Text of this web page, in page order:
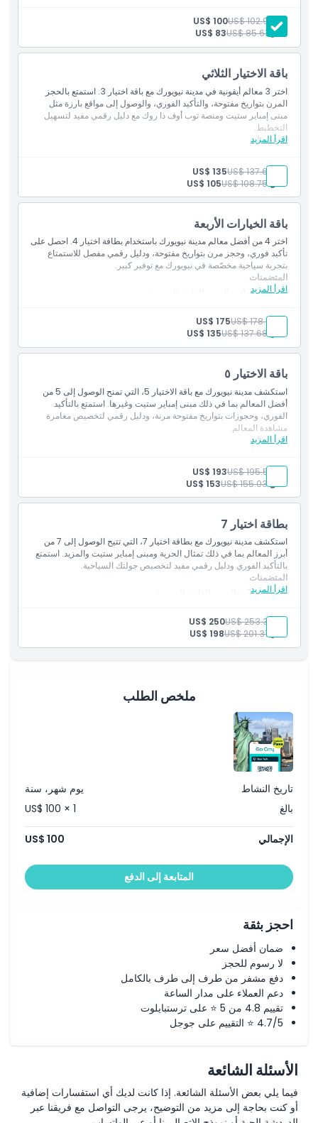
إضافة إضافية
ما يجب معرفته
الموقع
سياسة الإلغاء
تأكيد فوري وحجز بتواريخ مفتوحة
بالغ: US$ 102.97
US$ 100
طفل: US$ 85.61
US$ 83
باقة الاختيار الثلاثي
اختر 3 معالم أيقونية في مدينة نيويورك مع باقة اختيار 3. استمتع بالحجز
المرن بتواريخ مفتوحة، والتأكيد الفوري، والوصول إلى مواقع بارزة مثل
مبنى إمباير ستيت ومنصة توب أوف ذا روك مع دليل رقمي مفيد لتسهيل
التخطيط.
اقرأ المزيد
المتضمنات
دليل رقمي بمعلومات عن المعالم
تأكيد فوري وحجز بتاريخ مفتوح
بالغ: US$ 137.68
US$ 135
طفل:US$ 108.75
US$ 105
باقة الخيارات الأربعة
اختر 4 من أفضل معالم مدينة نيويورك باستخدام بطاقة اختيار 4. احصل على
تأكيد فوري، وحجز مرن بتواريخ مفتوحة، ودليل رقمي مفصل للاستمتاع
بتجربة سياحية مخصّصة في نيويورك مع توفير كبير.
اقرأ المزيد
المتضمنات
الدخول إلى 4 معالم من القائمة الرسمية
تأكيد فوري وحجز بتاريخ مفتوح
بالغ: US$ 178.17
US$ 175
طفل:US$ 137.68
US$ 135
باقة الاختيار ٥
استكشف مدينة نيويورك مع باقة الاختيار 5، التي تمنح الوصول إلى 5 من
أفضل المعالم بما في ذلك مبنى إمباير ستيت وغيرها. استمتع بالتأكيد
الفوري، وحجوزات بتواريخ مفتوحة مرنة، ودليل رقمي لتخصيص مغامرة
مشاهدة المعالم.
اقرأ المزيد
المتضمنات
دليل رقمي يتضمن معلومات عن المعالم السياحية
تأكيد فوري وحجز بتاريخ مفتوح
بالغ: US$ 195.52
US$ 193
طفل:US$ 155.03
US$ 153
بطاقة اختيار 7
استكشف مدينة نيويورك مع بطاقة اختيار 7، التي تتيح الوصول إلى 7 من
أبرز المعالم بما في ذلك تمثال الحرية ومبنى إمباير ستيت والمزيد. استمتع
بالتأكيد الفوري ودليل رقمي مفيد لتخصيص جولتك السياحية.
اقرأ المزيد
المتضمنات
دخول إلى 7 معالم من القائمة الرسمية
تأكيد فوري وحجز بتاريخ مفتوح
بالغ: US$ 253.37
US$ 250
طفل:US$ 201.31
US$ 198
ملخص الطلب
تاريخ النشاط
يوم شهر، سنة
بالغ
US$ 100 × 1
الإجمالي US$ 100
المتابعة إلى الدفع
احجز بثقة
ضمان أفضل سعر
لا رسوم للحجز
دفع مشفر من طرف إلى طرف بالكامل
دعم العملاء على مدار الساعة
تقييم 4.8 من 5 ⭐ على ترستبايلوت
4.7/5 ⭐ التقييم على جوجل
الأسئلة الشائعة
فيما يلي بعض الأسئلة الشائعة. إذا كانت لديك أي استفسارات إضافية
أو كنت بحاجة إلى مزيد من التوضيح، يرجى التواصل مع فريقنا عبر